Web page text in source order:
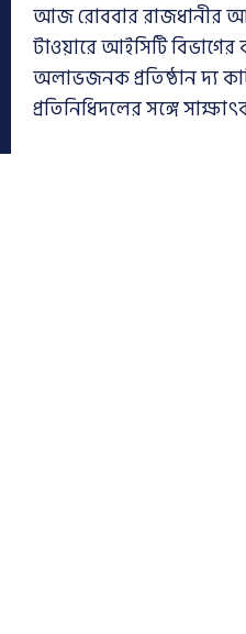
আজ রোববার রাজধানীর
টাওয়ারে আইসিটি বিভাগের
অলাভজনক প্রতিষ্ঠান দ্য
প্রতিনিধিদলের সঙ্গে